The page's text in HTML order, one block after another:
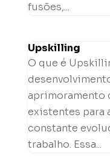
fusões,...
Upskilling
O que é
aprimoramento
existentes para
constante
trabalho. Essa...